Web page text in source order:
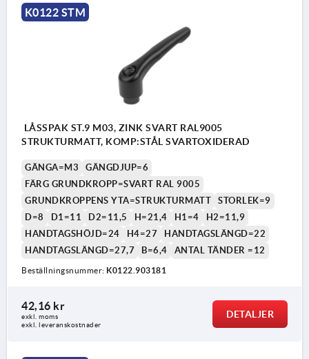
K0122 STM
LÅSSPAK ST.9 M03, ZINK SVART RAL9005
STRUKTURMATT, KOMP:STÅL SVARTOXIDERAD
GÄNGA=M3
GÄNGDJUP=6
FÄRG GRUNDKROPP=SVART RAL 9005
GRUNDKROPPENS YTA=STRUKTURMATT
STORLEK=9
D=8
D1=11 D2=11,5 H=21,4 H1=4
H2=11,9
HANDTAGSHÖJD=24
H4=27
HANDTAGSLÄNGD=22
HANDTAGSLÄNGD=27,7
B=6,4 ANTAL TÄNDER =12
Beställningsnummer: K0122.903181
42,16 kr
exkl. moms
exkl. leveranskostnader
DETALJER